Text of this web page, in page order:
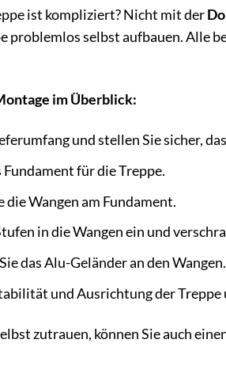
ist kompliziert? Nicht mit der
problemlos selbst aufbauen. Alle
im Überblick:
und stellen Sie sicher,
für die Treppe.
die Wangen am Fundament.
in die Wangen ein und
das Alu-Geländer an den Wangen.
und Ausrichtung der Treppe
zutrauen, können Sie auch